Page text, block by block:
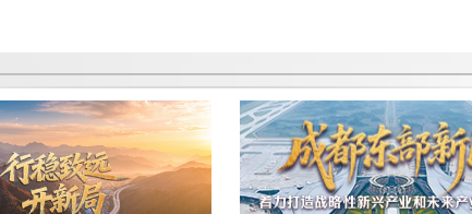
诱导消费不退定金
买车和销售说的价格是包含保险，合同没
有写包保险保险强制在他们店里购买低开
发票金额
不退定金